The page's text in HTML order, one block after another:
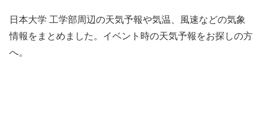
日本大学 工学部周辺の天気予報や気温、風速などの気象
情報をまとめました。イベント時の天気予報をお探しの方
へ。